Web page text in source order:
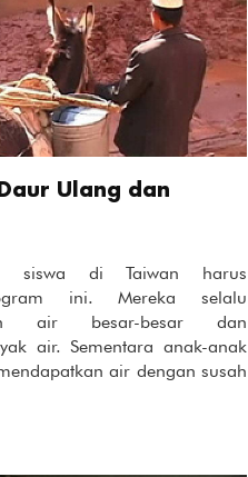
Ulang dan
siswa di Taiwan harus
ini. Mereka selalu
air besar-besar dan
air. Sementara anak-anak
air dengan susah